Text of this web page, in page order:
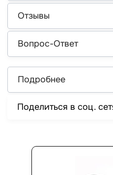
Отзывы
Вопрос-Ответ
Подробнее
Поделиться в соц.